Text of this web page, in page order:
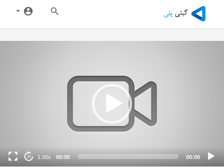
00:00
00:00
1.00x
20